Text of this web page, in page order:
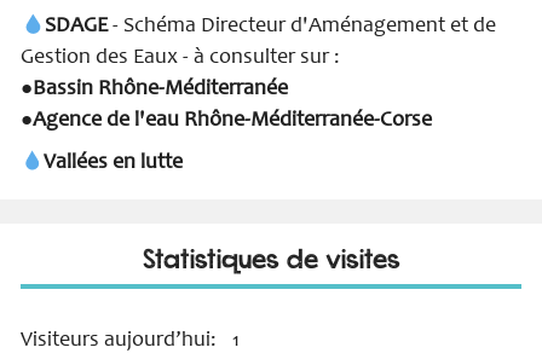
SDAGE- Schéma Directeur d'Aménagement et de
Gestion des Eaux - à consulter sur :
●Bassin Rhône-Méditerranée
●Agence de l'eau Rhône-Méditerranée-Corse
Vallées en lutte
Statistiques de visites
Visiteurs aujourd’hui: 1